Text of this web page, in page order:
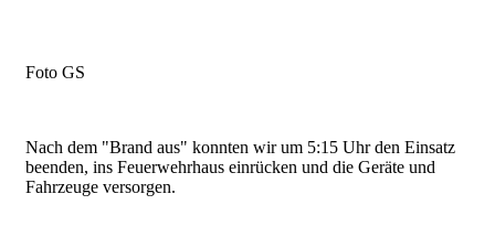
Foto GS
Nach dem "Brand aus" konnten wir um 5:15 Uhr den Einsatz
beenden, ins Feuerwehrhaus einrücken und die Geräte und
Fahrzeuge versorgen.